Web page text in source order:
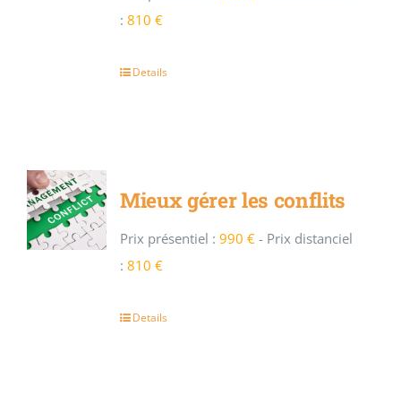
: 810 €
Details
Mieux gérer les conflits
Prix présentiel : 990 € - Prix distanciel
: 810 €
Details